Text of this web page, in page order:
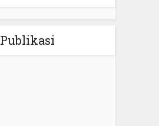
Publikasi